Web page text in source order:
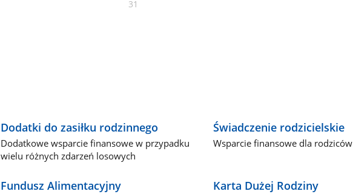
31
Dodatki do zasiłku rodzinnego
Dodatkowe wsparcie finansowe w przypadku
wielu różnych zdarzeń losowych
Świadczenie rodzicielskie
Wsparcie finansowe dla rodziców
Fundusz Alimentacyjny Karta Dużej Rodziny